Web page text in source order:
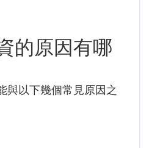
的原因有哪
與以下幾個常見原因之